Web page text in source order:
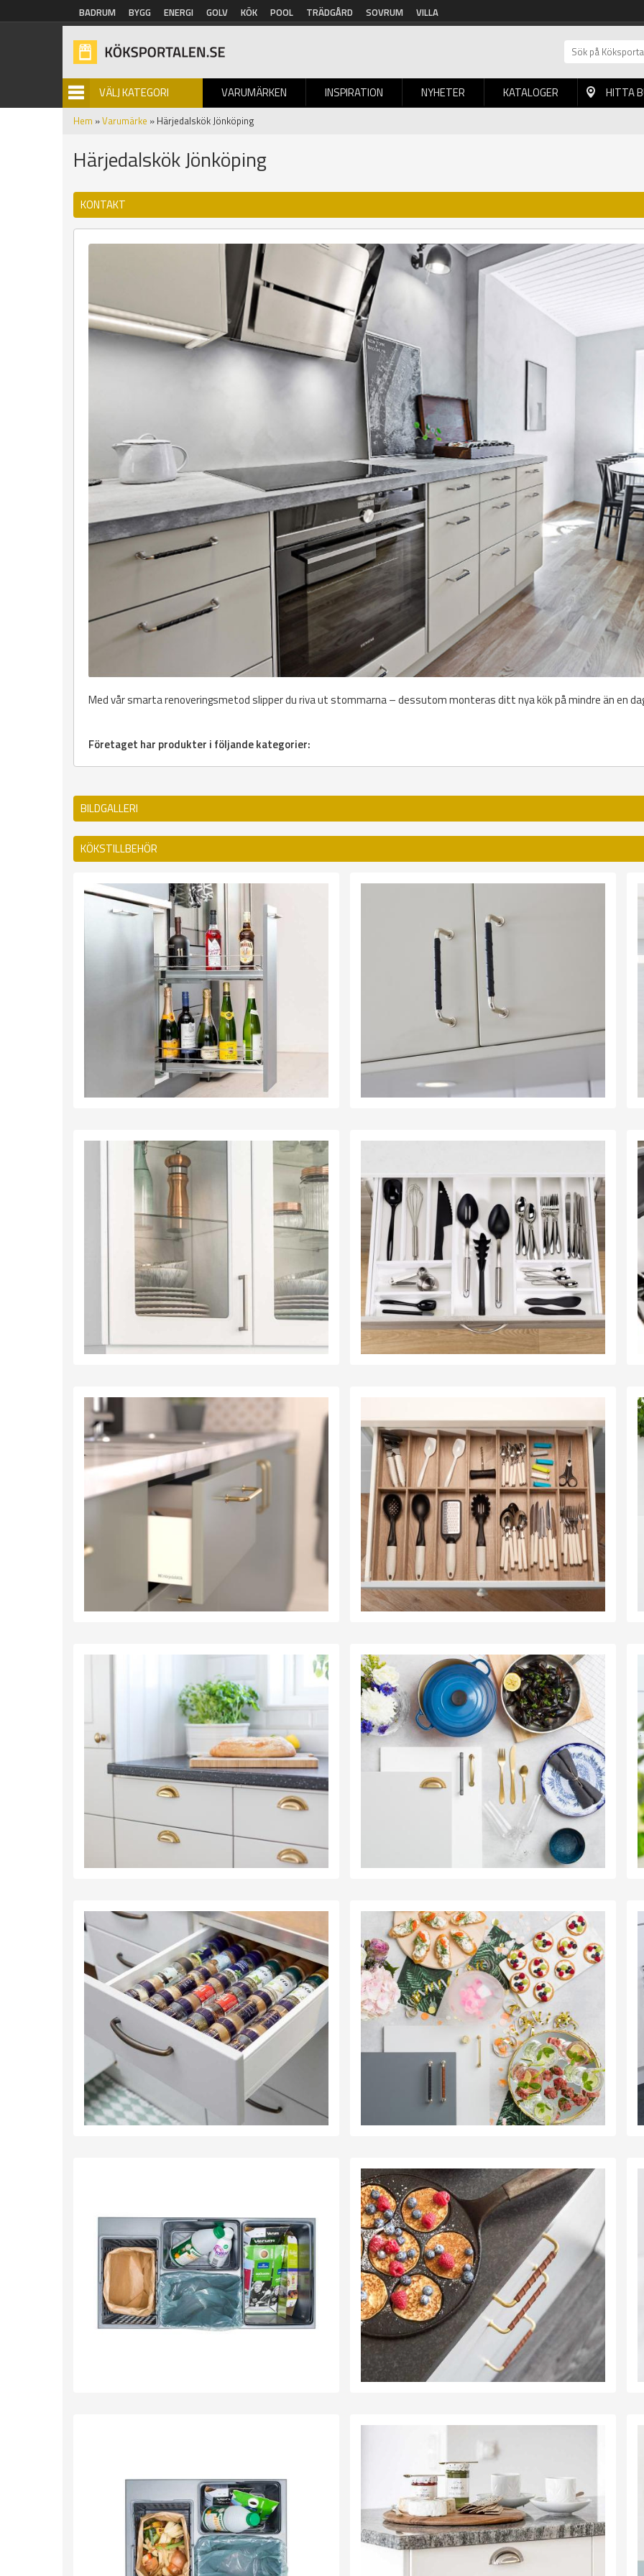
Hoppa till huvudinnehåll
BADRUM BYGG ENERGI GOLV KÖK POOL TRÄDGÅRD SOVRUM VILLA
VÄLJ KATEGORI VARUMÄRKEN INSPIRATION NYHETER
BILDGALLERI KATALOGER HITTA
Hem »Varumärke » Härjedalskök Jönköping
Härjedalskök Jönköping
KONTAKT
Med vår smarta renoveringsmetod slipper du riva ut stommarna – dessutom monteras ditt nya kök på mindre än en
Företaget har produkter i följande kategorier:
BILDGALLERI
KÖKSTILLBEHÖR